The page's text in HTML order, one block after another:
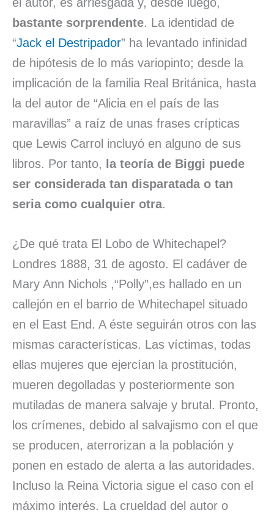
bastante sorprendente. La identidad de
“Jack el Destripador” ha levantado infinidad
de hipótesis de lo más variopinto; desde la
implicación de la familia Real Británica, hasta
la del autor de “Alicia en el país de las
maravillas” a raíz de unas frases crípticas
que Lewis Carrol incluyó en alguno de sus
libros. Por tanto, la teoría de Biggi puede
ser considerada tan disparatada o tan
seria como cualquier otra.
¿De qué trata El Lobo de Whitechapel?
Londres 1888, 31 de agosto. El cadáver de
Mary Ann Nichols ,“Polly”,es hallado en un
callejón en el barrio de Whitechapel situado
en el East End. A éste seguirán otros con las
mismas características. Las víctimas, todas
ellas mujeres que ejercían la prostitución,
mueren degolladas y posteriormente son
mutiladas de manera salvaje y brutal. Pronto,
los crímenes, debido al salvajismo con el que
se producen, aterrorizan a la población y
ponen en estado de alerta a las autoridades.
Incluso la Reina Victoria sigue el caso con el
máximo interés. La crueldad del autor o